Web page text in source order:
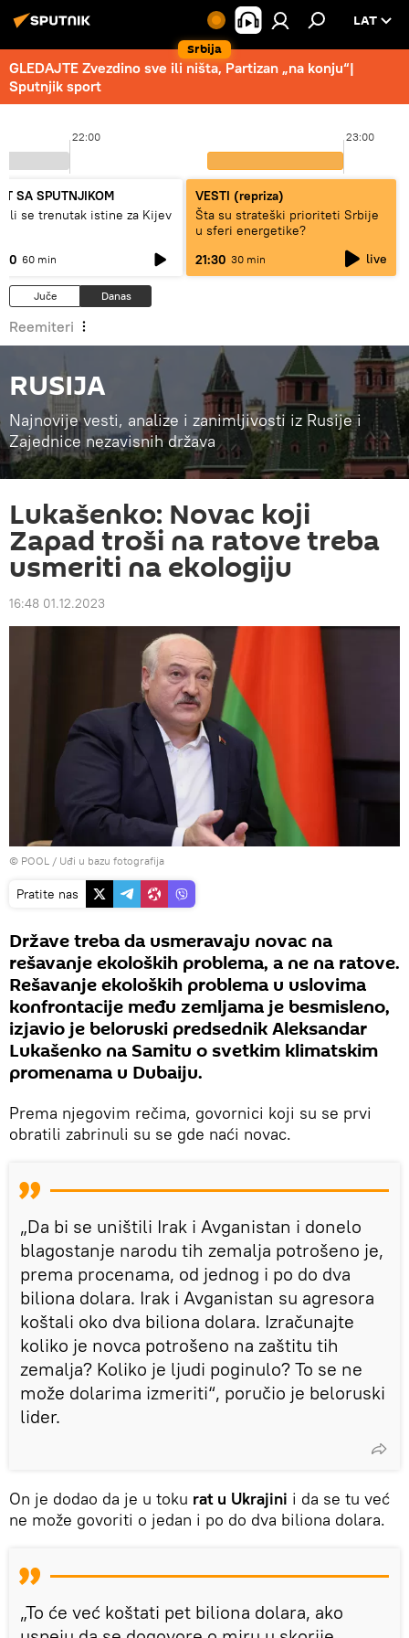
Srbija
LAT
GLEDAJTE Zvezdino sve ili ništa, Partizan „na konju“|
Sputnjik sport
22:00 23:00
SA SPUTNJIKOM
li se trenutak istine za Kijev
60 min
VESTI (repriza)
Šta su strateški prioriteti Srbije
u sferi energetike?
21:30 30 min live
Juče Danas
Reemiteri
RUSIJA
Najnovije vesti, analize i zanimljivosti iz Rusije i
Zajednice nezavisnih država
Lukašenko: Novac koji
Zapad troši na ratove treba
usmeriti na ekologiju
16:48 01.12.2023
© POOL / Uđi u bazu fotografija
Pratite nas
Države treba da usmeravaju novac na
rešavanje ekoloških problema, a ne na ratove.
Rešavanje ekoloških problema u uslovima
konfrontacije među zemljama je besmisleno,
izjavio je beloruski predsednik Aleksandar
Lukašenko na Samitu o svetkim klimatskim
promenama u Dubaiju.
Prema njegovim rečima, govornici koji su se prvi
obratili zabrinuli su se gde naći novac.
„Da bi se uništili Irak i Avganistan i donelo
blagostanje narodu tih zemalja potrošeno je,
prema procenama, od jednog i po do dva
biliona dolara. Irak i Avganistan su agresora
koštali oko dva biliona dolara. Izračunajte
koliko je novca potrošeno na zaštitu tih
zemalja? Koliko je ljudi poginulo? To se ne
može dolarima izmeriti“, poručio je beloruski
lider.
On je dodao da je u toku rat u Ukrajini i da se tu već
ne može govoriti o jedan i po do dva biliona dolara.
„To će već koštati pet biliona dolara, ako